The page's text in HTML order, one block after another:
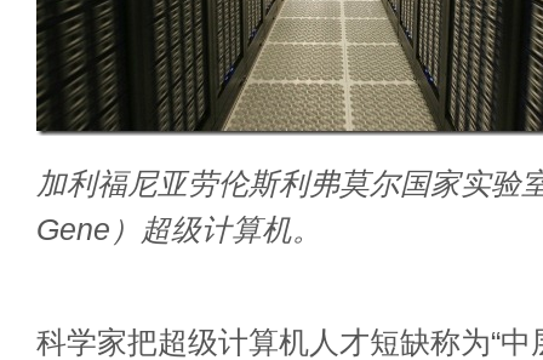
加利福尼亚劳伦斯利弗莫尔国家实验
Gene）超级计算机。
科学家把超级计算机人才短缺称为“中